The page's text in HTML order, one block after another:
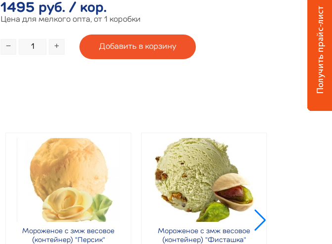
1495 руб. / кор.
Цена для мелкого опта, от 1 коробки
− +
Мороженое с змж весовое
(контейнер) "Персик"
Мороженое с змж весовое
(контейнер) "Фисташка"